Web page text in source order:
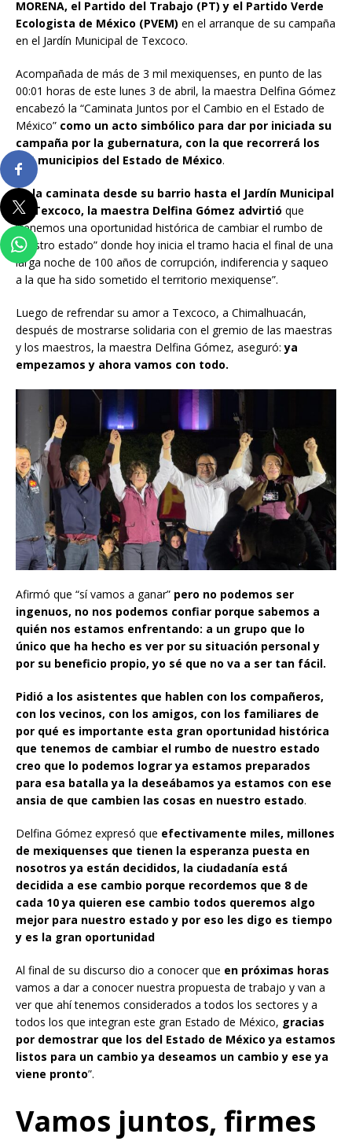
MORENA, el Partido del Trabajo (PT) y el Partido Verde
Ecologista de México (PVEM) en el arranque de su campaña
en el Jardín Municipal de Texcoco.
Acompañada de más de 3 mil mexiquenses, en punto de las
00:01 horas de este lunes 3 de abril, la maestra Delfina Gómez
encabezó la “Caminata Juntos por el Cambio en el Estado de
México” como un acto simbólico para dar por iniciada su
campaña por la gubernatura, con la que recorrerá los
125 municipios del Estado de México.
En la caminata desde su barrio hasta el Jardín Municipal
de Texcoco, la maestra Delfina Gómez advirtió que
“tenemos una oportunidad histórica de cambiar el rumbo de
nuestro estado” donde hoy inicia el tramo hacia el final de una
larga noche de 100 años de corrupción, indiferencia y saqueo
a la que ha sido sometido el territorio mexiquense”.
Luego de refrendar su amor a Texcoco, a Chimalhuacán,
después de mostrarse solidaria con el gremio de las maestras
y los maestros, la maestra Delfina Gómez, aseguró:ya
empezamos y ahora vamos con todo.
Afirmó que “sí vamos a ganar” pero no podemos ser
ingenuos, no nos podemos confiar porque sabemos a
quién nos estamos enfrentando: a un grupo que lo
único que ha hecho es ver por su situación personal y
por su beneficio propio, yo sé que no va a ser tan fácil.
Pidió a los asistentes que hablen con los compañeros,
con los vecinos, con los amigos, con los familiares de
por qué es importante esta gran oportunidad histórica
que tenemos de cambiar el rumbo de nuestro estado
creo que lo podemos lograr ya estamos preparados
para esa batalla ya la deseábamos ya estamos con ese
ansia de que cambien las cosas en nuestro estado.
Delfina Gómez expresó que efectivamente miles, millones
de mexiquenses que tienen la esperanza puesta en
nosotros ya están decididos, la ciudadanía está
decidida a ese cambio porque recordemos que 8 de
cada 10 ya quieren ese cambio todos queremos algo
mejor para nuestro estado y por eso les digo es tiempo
y es la gran oportunidad
Al final de su discurso dio a conocer que en próximas horas
vamos a dar a conocer nuestra propuesta de trabajo y van a
ver que ahí tenemos considerados a todos los sectores y a
todos los que integran este gran Estado de México, gracias
por demostrar que los del Estado de México ya estamos
listos para un cambio ya deseamos un cambio y ese ya
viene pronto”.
Vamos juntos, firmes